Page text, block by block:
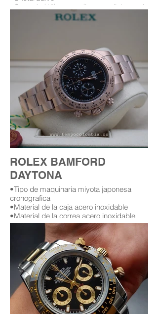
•Garantía (12) meses (leer condiciones de
Replica AAA Rolex daytona
ROLEX BAMFORD
DAYTONA
•Tipo de maquinaria miyota japonesa
cronografica
•Material de la caja acero inoxidable
•Material de la correa acero inoxidable
•Tamaño de la caja (42) mm
•Cristal zafiro
•Garantía (12) meses (leer condiciones de
garantía)
Replica AAA Rolex Bamford daytona